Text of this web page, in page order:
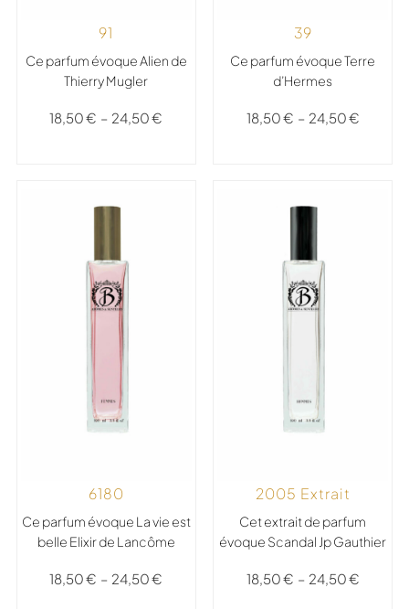
91
Ce parfum évoque Alien de
Thierry Mugler
18,50€ – 24,50€
39
Ce parfum évoque Terre
d’Hermes
18,50€ – 24,50€
6180
Ce parfum évoque La vie est
belle Elixir de Lancôme
18,50€ – 24,50€
2005 Extrait
Cet extrait de parfum
évoque Scandal Jp Gauthier
18,50€ – 24,50€